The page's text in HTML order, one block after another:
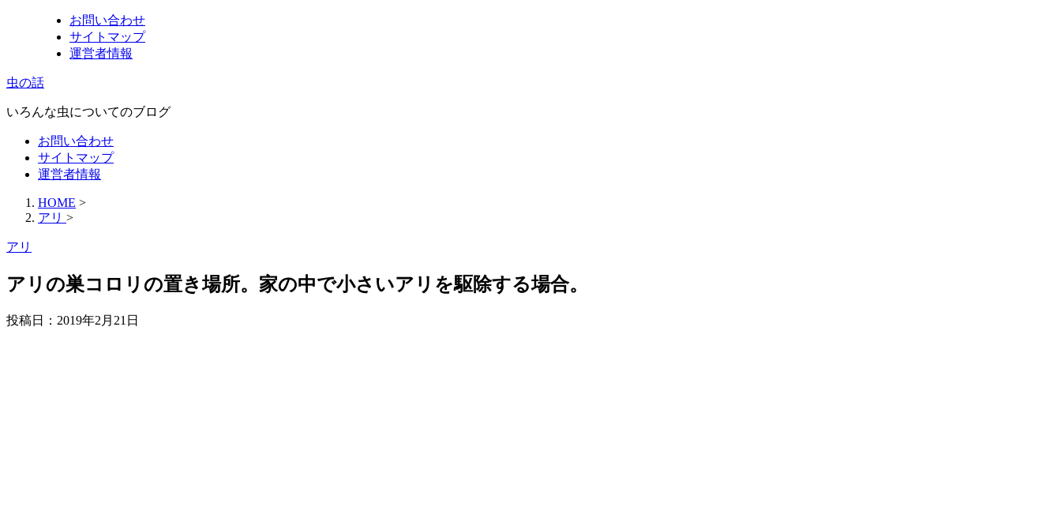
お問い合わせ
サイトマップ
運営者情報
虫の話
いろんな虫についてのブログ
お問い合わせ
サイトマップ
運営者情報
HOME >
アリ >
アリ
アリの巣コロリの置き場所。家の中で小さいアリを駆除する場合。
投稿日： 2019年2月21日